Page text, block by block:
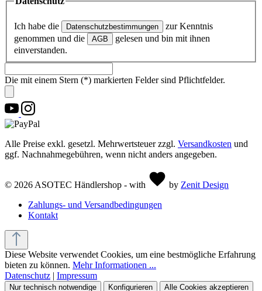
Ich habe die Datenschutzbestimmungen
zur Kenntnis
genommen und die
AGB
gelesen und bin mit ihnen
einverstanden.
Die mit einem Stern (*) markierten Felder sind Pflichtfelder.
Alle Preise exkl. gesetzl. Mehrwertsteuer zzgl. Versandkosten und
ggf. Nachnahmegebühren, wenn nicht anders angegeben.
© 2026 ASOTEC Händlershop - with by Zenit Design
Zahlungs- und Versandbedingungen
Kontakt
Diese Website verwendet Cookies, um eine bestmögliche Erfahrung
bieten zu können. Mehr Informationen ...
Datenschutz | Impressum
Nur technisch notwendige Konfigurieren Alle Cookies akzeptieren